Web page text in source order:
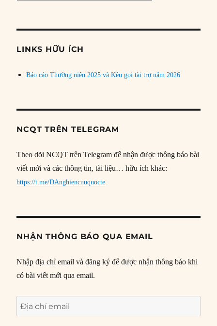
đề
LINKS HỮU ÍCH
Báo cáo Thường niên 2025 và Kêu gọi tài trợ năm 2026
NCQT TRÊN TELEGRAM
Theo dõi NCQT trên Telegram để nhận được thông báo bài
viết mới và các thông tin, tài liệu… hữu ích khác:
https://t.me/DAnghiencuuquocte
NHẬN THÔNG BÁO QUA EMAIL
Nhập địa chỉ email và đăng ký để được nhận thông báo khi
có bài viết mới qua email.
Địa
chỉ